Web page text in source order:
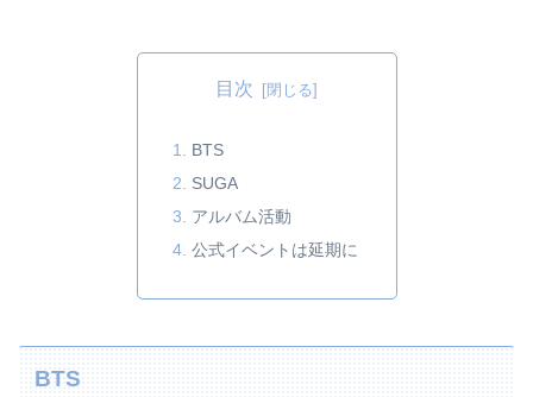
目次
BTS
SUGA
アルバム活動
公式イベントは延期に
BTS